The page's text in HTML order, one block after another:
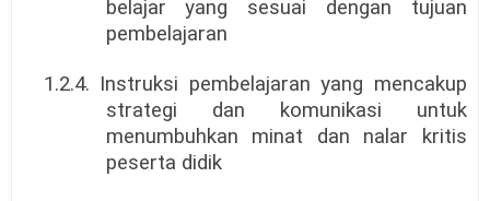
belajar yang sesuai dengan tujuan
pembelajaran
1.2.4. Instruksi pembelajaran yang mencakup
strategi dan komunikasi untuk
menumbuhkan minat dan nalar kritis
peserta didik